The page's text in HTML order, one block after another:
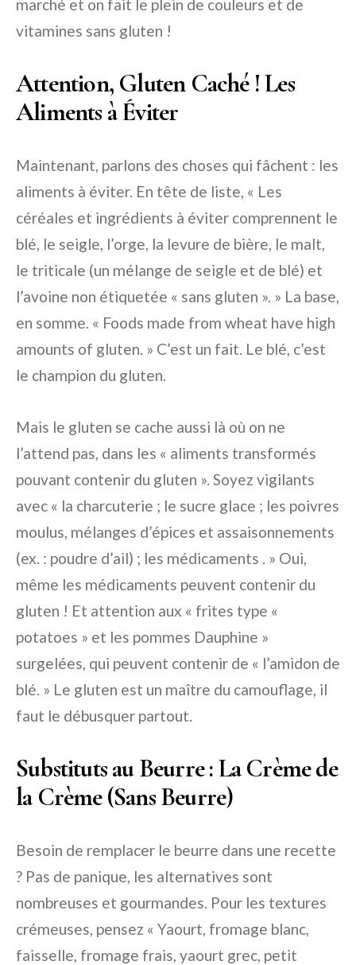
marché et on fait le plein de couleurs et de
vitamines sans gluten !
Attention, Gluten Caché ! Les
Aliments à Éviter
Maintenant, parlons des choses qui fâchent : les
aliments à éviter. En tête de liste, « Les
céréales et ingrédients à éviter comprennent le
blé, le seigle, l’orge, la levure de bière, le malt,
le triticale (un mélange de seigle et de blé) et
l’avoine non étiquetée « sans gluten ». » La base,
en somme. « Foods made from wheat have high
amounts of gluten. » C’est un fait. Le blé, c’est
le champion du gluten.
Mais le gluten se cache aussi là où on ne
l’attend pas, dans les « aliments transformés
pouvant contenir du gluten ». Soyez vigilants
avec « la charcuterie ; le sucre glace ; les poivres
moulus, mélanges d’épices et assaisonnements
(ex. : poudre d’ail) ; les médicaments . » Oui,
même les médicaments peuvent contenir du
gluten ! Et attention aux « frites type «
potatoes » et les pommes Dauphine »
surgelées, qui peuvent contenir de « l’amidon de
blé. » Le gluten est un maître du camouflage, il
faut le débusquer partout.
Substituts au Beurre : La Crème de
la Crème (Sans Beurre)
Besoin de remplacer le beurre dans une recette
? Pas de panique, les alternatives sont
nombreuses et gourmandes. Pour les textures
crémeuses, pensez « Yaourt, fromage blanc,
faisselle, fromage frais, yaourt grec, petit